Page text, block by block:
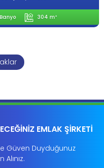
4 Yatak Odası
EMLAK ŞİRKETİ
Güven Duyduğunuz
Alınız.